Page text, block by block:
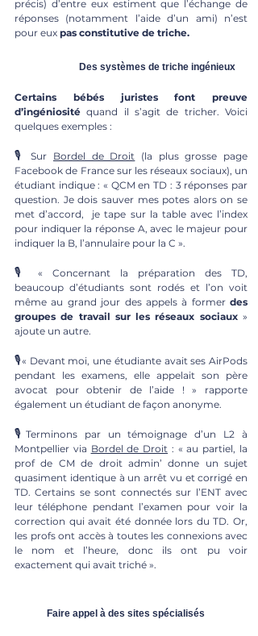
précis) d’entre eux estiment que l’échange de
réponses (notamment l’aide d’un ami) n’est
pour eux pas constitutive de triche.
		Des systèmes de triche ingénieux
Certains bébés juristes font preuve
d’ingéniosité quand il s’agit de tricher. Voici
quelques exemples :
🎙 Sur Bordel de Droit (la plus grosse page
Facebook de France sur les réseaux sociaux), un
étudiant indique : « QCM en TD : 3 réponses par
question. Je dois sauver mes potes alors on se
met d’accord,  je tape sur la table avec l’index
pour indiquer la réponse A, avec le majeur pour
indiquer la B, l’annulaire pour la C ».
🎙
« Concernant la préparation des TD,
beaucoup d’étudiants sont rodés et l’on voit
même au grand jour des appels à former des
groupes de travail sur les réseaux sociaux »
ajoute un autre.
🎙« Devant moi, une étudiante avait ses AirPods
pendant les examens, elle appelait son père
avocat pour obtenir de l’aide ! » rapporte
également un étudiant de façon anonyme.
🎙 Terminons par un témoignage ​​d’un L2 à
Montpellier via Bordel de Droit : « au partiel, la
prof de CM de droit admin’ donne un sujet
quasiment identique à un arrêt vu et corrigé en
TD. Certains se sont connectés sur l’ENT avec
leur téléphone pendant l’examen pour voir la
correction qui avait été donnée lors du TD. Or,
les profs ont accès à toutes les connexions avec
le nom et l’heure, donc ils ont pu voir
exactement qui avait triché ».
Faire appel à des sites spécialisés